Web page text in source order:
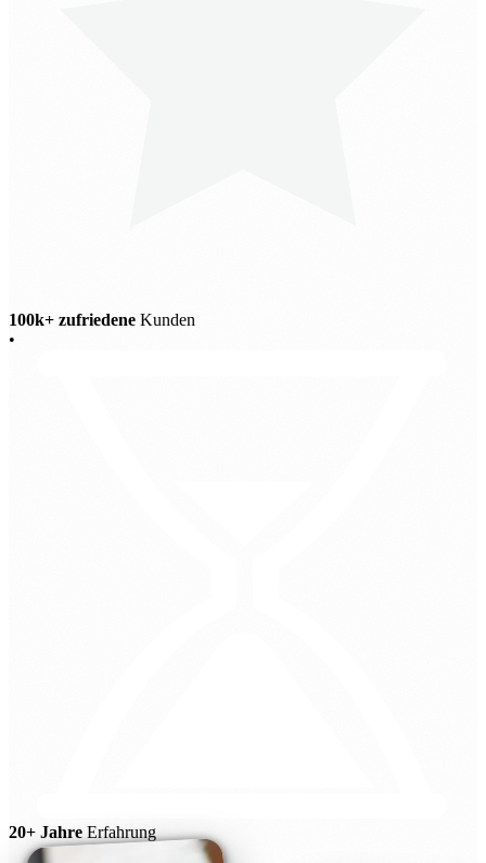
100k+ zufriedene Kunden
•
20+ Jahre Erfahrung